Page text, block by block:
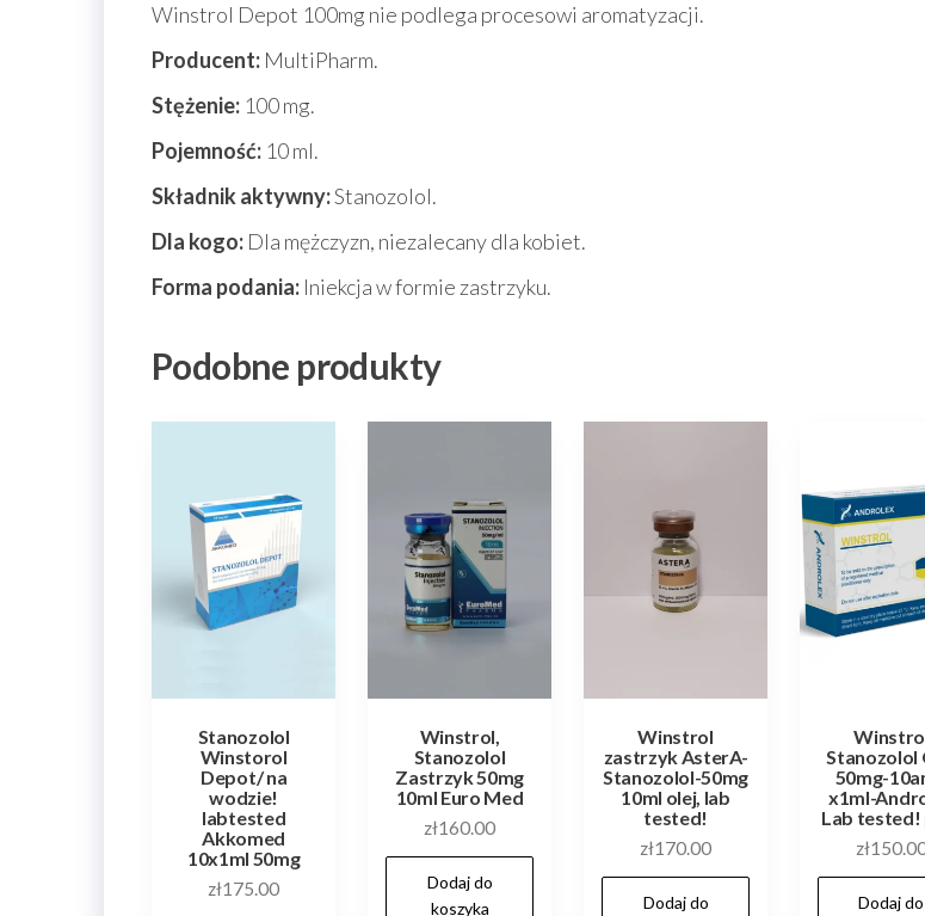
Winstrol Depot 100mg nie podlega procesowi aromatyzacji.
Producent: MultiPharm.
Stężenie: 100 mg.
Pojemność: 10 ml.
Składnik aktywny:Stanozolol.
Dla kogo: Dla mężczyzn, niezalecany dla kobiet.
Forma podania: Iniekcja w formie zastrzyku.
Podobne produkty
Stanozolol
Winstorol
Depot/ na
wodzie!
labtested
Akkomed
10x1ml 50mg
zł175.00
Winstrol,
Stanozolol
Zastrzyk 50mg
10ml Euro Med
zł160.00
Dodaj do
koszyka
Winstrol
zastrzyk AsterA-
Stanozolol-50mg
10ml olej, lab
tested!
zł170.00
Dodaj do
Stanozolol
50mg-
x1ml-
Lab tested!
zł
Dodaj do